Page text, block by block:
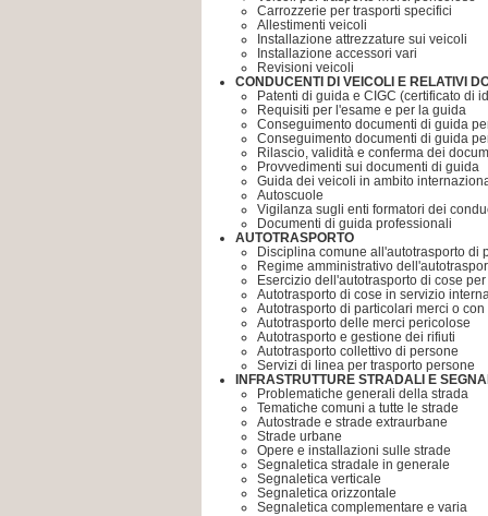
Carrozzerie per trasporti specifici
Allestimenti veicoli
Installazione attrezzature sui veicoli
Installazione accessori vari
Revisioni veicoli
CONDUCENTI DI VEICOLI E RELATIVI
Patenti di guida e CIGC (certificato di
Requisiti per l'esame e per la guida
Conseguimento documenti di guida
Conseguimento documenti di guida
Rilascio, validità e conferma dei
Provvedimenti sui documenti di guida
Guida dei veicoli in ambito
Autoscuole
Vigilanza sugli enti formatori dei
Documenti di guida professionali
AUTOTRASPORTO
Disciplina comune all'autotrasporto di
Regime amministrativo
Esercizio dell'autotrasporto di cose
Autotrasporto di cose in servizio
Autotrasporto di particolari merci o
Autotrasporto delle merci pericolose
Autotrasporto e gestione dei rifiuti
Autotrasporto collettivo di persone
Servizi di linea per trasporto persone
INFRASTRUTTURE STRADALI E
Problematiche generali della strada
Tematiche comuni a tutte le strade
Autostrade e strade extraurbane
Strade urbane
Opere e installazioni sulle strade
Segnaletica stradale in generale
Segnaletica verticale
Segnaletica orizzontale
Segnaletica complementare e varia